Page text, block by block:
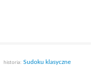
historia: Sudoku klasyczne